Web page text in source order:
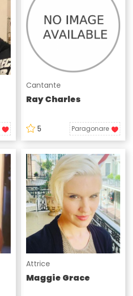
Cantante
Ray Charles
5 Paragonare
Attrice
Maggie Grace